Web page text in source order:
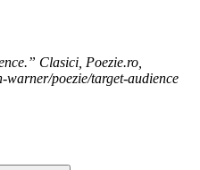
Clasici, Poezie.ro,
poezie/target-audience